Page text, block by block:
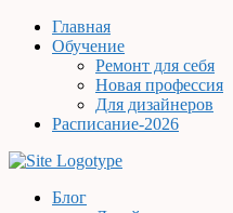
Главная
Обучение
Ремонт для себя
Новая профессия
Для дизайнеров
Расписание-2026
Блог